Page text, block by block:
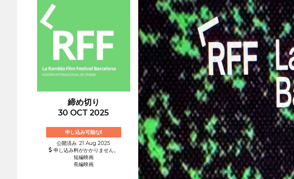
締め切り
30 OCT 2025
申し込み可能な!
公開済み: 21 Aug 2025
申し込み料がかかりません。
短編映画
長編映画